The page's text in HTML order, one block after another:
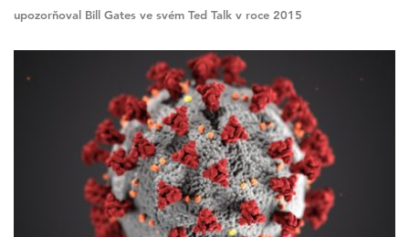
upozorňoval Bill Gates ve svém Ted Talk v roce 2015